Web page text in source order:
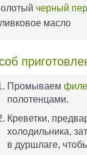
черный
масло
Промываем филе
полотенцами.
Креветки,
холодильника,
в дуршлаге,